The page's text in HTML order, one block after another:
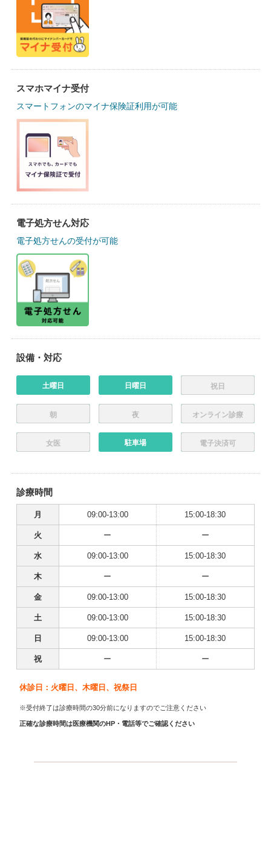
スマホマイナ受付
スマートフォンのマイナ保険証利用が可能
電子処方せん対応
電子処方せんの受付が可能
設備・対応
土曜日 日曜日 祝日
朝 夜 オンライン診療
女医 駐車場 電子決済可
診療時間
月 09:00-13:00 15:00-18:30
火 ー ー
水 09:00-13:00 15:00-18:30
木 ー ー
金 09:00-13:00 15:00-18:30
土 09:00-13:00 15:00-18:30
日 09:00-13:00 15:00-18:30
祝 ー ー
休診日：火曜日、木曜日、祝祭日
※受付終了は診療時間の30分前になりますのでご注意ください
正確な診療時間は医療機関のHP・電話等でご確認ください